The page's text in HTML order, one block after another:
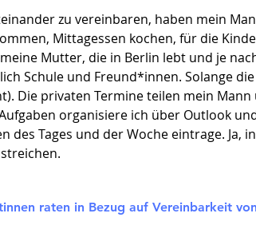
zu vereinbaren, haben mein
Mittagessen kochen, für die
Mutter, die in Berlin lebt und je
Schule und Freund*innen. Solange
Die privaten Termine teilen mein
organisiere ich über Outlook
des Tages und der Woche eintrage. Ja,
raten in Bezug auf Vereinbarkeit